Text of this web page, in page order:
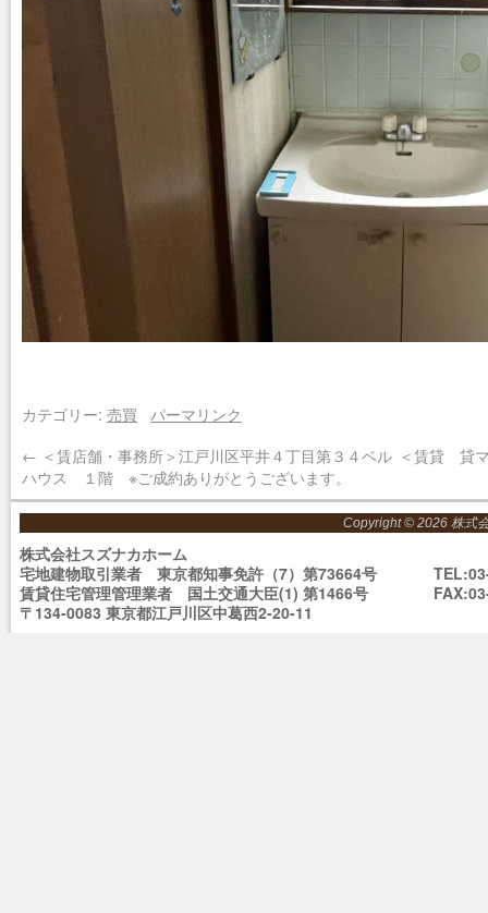
カテゴリー: 売買
パーマリンク
← ＜賃店舗・事務所＞江戸川区平井４丁目第３４ベル
ハウス １階 ※ご成約ありがとうございます。
＜賃貸 貸
Copyright © 2026 株式
株式会社スズナカホーム
宅地建物取引業者 東京都知事免許（7）第73664号
賃貸住宅管理管理業者 国土交通大臣(1) 第1466号
〒134-0083 東京都江戸川区中葛西2-20-11